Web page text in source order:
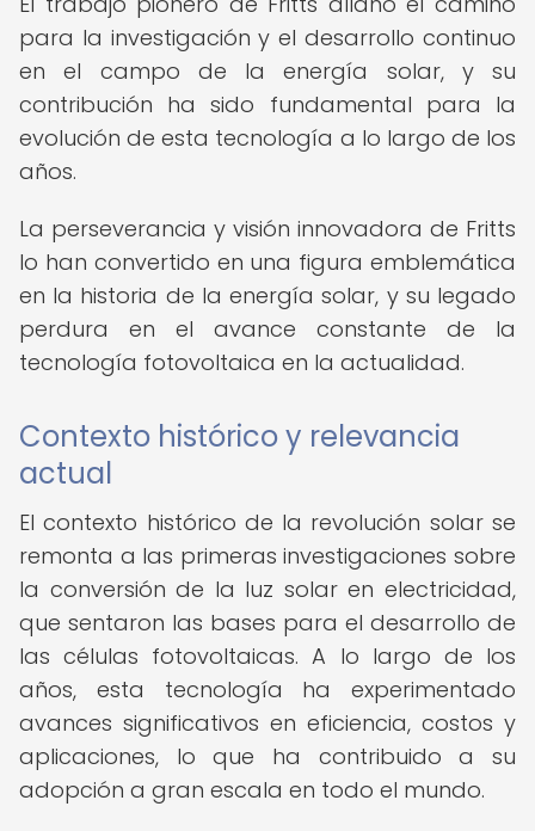
para la investigación y el desarrollo continuo
en el campo de la energía solar, y su
contribución ha sido fundamental para la
evolución de esta tecnología a lo largo de los
años.
La perseverancia y visión innovadora de Fritts
lo han convertido en una figura emblemática
en la historia de la energía solar, y su legado
perdura en el avance constante de la
tecnología fotovoltaica en la actualidad.
Contexto histórico y relevancia
actual
El contexto histórico de la revolución solar se
remonta a las primeras investigaciones sobre
la conversión de la luz solar en electricidad,
que sentaron las bases para el desarrollo de
las células fotovoltaicas. A lo largo de los
años, esta tecnología ha experimentado
avances significativos en eficiencia, costos y
aplicaciones, lo que ha contribuido a su
adopción a gran escala en todo el mundo.